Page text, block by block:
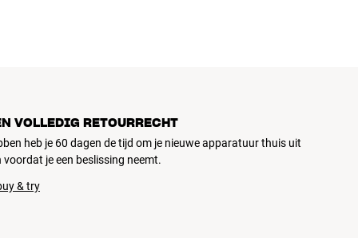
VOLLEDIG RETOURRECHT
heb je 60 dagen de tijd om je nieuwe apparatuur thuis uit
voordat je een beslissing neemt.
& try